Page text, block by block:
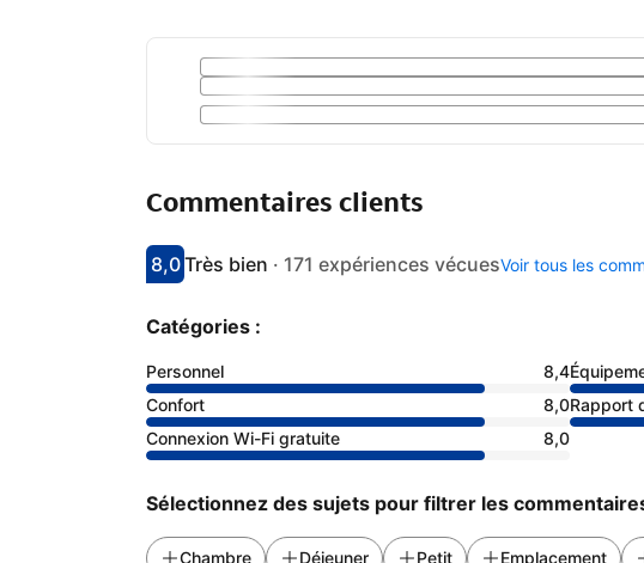
Commentaires clients
Avec une note de 8
8,0
très bienTrès bien · 171 expériences vécuesVoir tous les
Catégories :
Personnel 8,4
Confort
8,0Rapport
Connexion Wi-Fi gratuite
8,0
Sélectionnez des sujets pour filtrer les
Chambre Déjeuner Petit Emplacement